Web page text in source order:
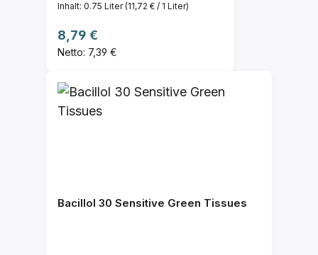
Inhalt: 0.75 Liter(11,72 € / 1 Liter)
Regulärer Preis:
8,79 €
Netto: 7,39 €
Bacillol 30 Sensitive Green Tissues